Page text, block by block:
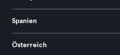
Spanien
Österreich